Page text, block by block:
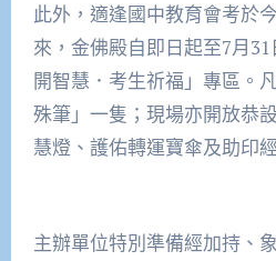
此外，適逢國中教育會考於
來，金佛殿自即日起至7月
開智慧．考生祈福」專區。
殊筆」一隻；現場亦開放恭
慧燈、護佑轉運寶傘及助印
主辦單位特別準備經加持、